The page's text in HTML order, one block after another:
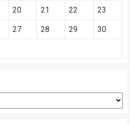
20 21 22 23
27 28 29 30